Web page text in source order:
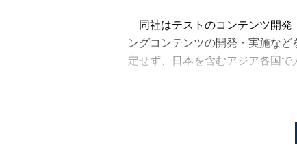
同社はテストのコンテンツ開発
ングコンテンツの開発・実施な
定せず、日本を含むアジア各国で
保有するPHP教育のノウハウを生